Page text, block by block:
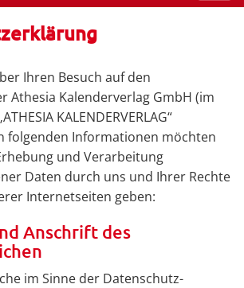
Ihren Besuch auf den
Athesia Kalenderverlag GmbH (im
KALENDERVERLAG“
folgenden Informationen möchten
und Verarbeitung
Daten durch uns und Ihrer Rechte
Internetseiten geben:
Anschrift des
im Sinne der Datenschutz-